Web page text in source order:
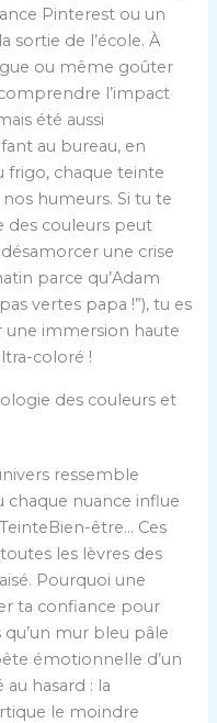
Pinterest ou un
sortie de l’école. À
ou même goûter
l’impact
été aussi
au bureau, en
frigo, chaque teinte
humeurs. Si tu te
des couleurs peut
une crise
parce qu’Adam
vertes papa !”), tu es
une immersion haute
coloré !
des couleurs et
ressemble
nuance influe
être… Ces
les lèvres des
Pourquoi une
ta confiance pour
mur bleu pâle
émotionnelle d’un
au hasard : la
le moindre